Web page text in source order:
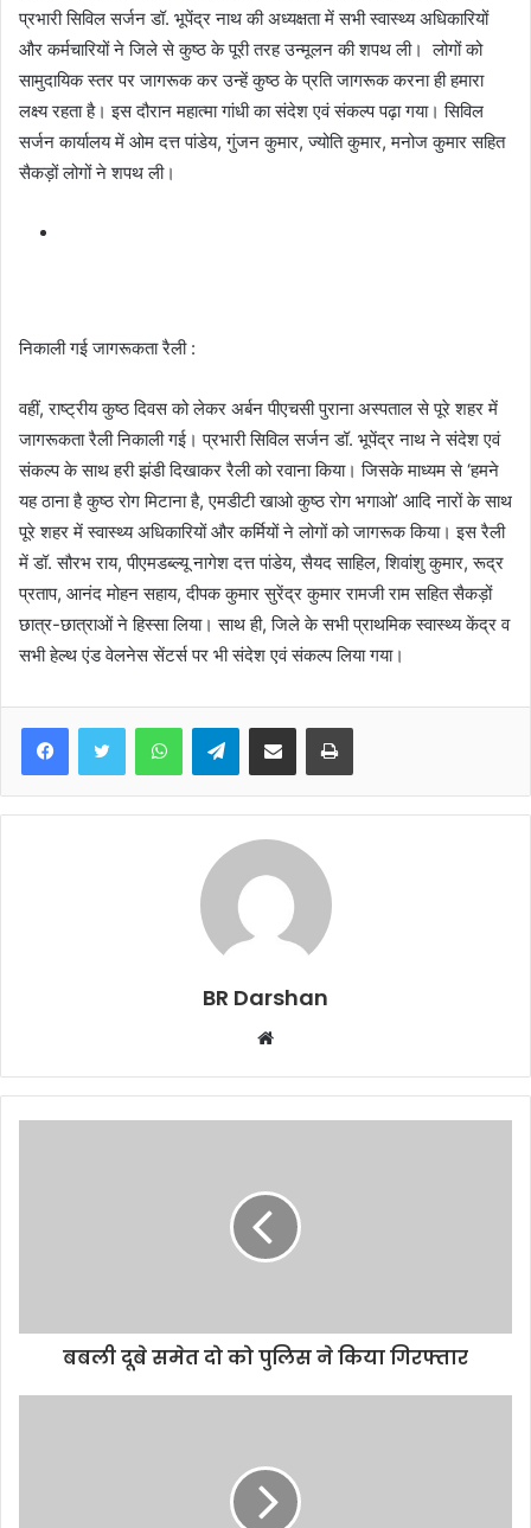
प्रभारी सिविल सर्जन डॉ. भूपेंद्र नाथ की अध्यक्षता में सभी स्वास्थ्य अधिकारियों
और कर्मचारियों ने जिले से कुष्ठ के पूरी तरह उन्मूलन की शपथ ली। लोगों को
सामुदायिक स्तर पर जागरूक कर उन्हें कुष्ठ के प्रति जागरूक करना ही हमारा
लक्ष्य रहता है। इस दौरान महात्मा गांधी का संदेश एवं संकल्प पढ़ा गया। सिविल
सर्जन कार्यालय में ओम दत्त पांडेय, गुंजन कुमार, ज्योति कुमार, मनोज कुमार सहित
सैकड़ों लोगों ने शपथ ली।
निकाली गई जागरूकता रैली :
वहीं, राष्ट्रीय कुष्ठ दिवस को लेकर अर्बन पीएचसी पुराना अस्पताल से पूरे शहर में
जागरूकता रैली निकाली गई। प्रभारी सिविल सर्जन डॉ. भूपेंद्र नाथ ने संदेश एवं
संकल्प के साथ हरी झंडी दिखाकर रैली को रवाना किया। जिसके माध्यम से ‘हमने
यह ठाना है कुष्ठ रोग मिटाना है, एमडीटी खाओ कुष्ठ रोग भगाओ’ आदि नारों के साथ
पूरे शहर में स्वास्थ्य अधिकारियों और कर्मियों ने लोगों को जागरूक किया। इस रैली
में डॉ. सौरभ राय, पीएमडब्ल्यू नागेश दत्त पांडेय, सैयद साहिल, शिवांशु कुमार, रूद्र
प्रताप, आनंद मोहन सहाय, दीपक कुमार सुरेंद्र कुमार रामजी राम सहित सैकड़ों
छात्र-छात्राओं ने हिस्सा लिया। साथ ही, जिले के सभी प्राथमिक स्वास्थ्य केंद्र व
सभी हेल्थ एंड वेलनेस सेंटर्स पर भी संदेश एवं संकल्प लिया गया।
Telegram
BR Darshan
b
s
e
बबली दूबे समेत दो को पुलिस ने किया गिरफ्तार